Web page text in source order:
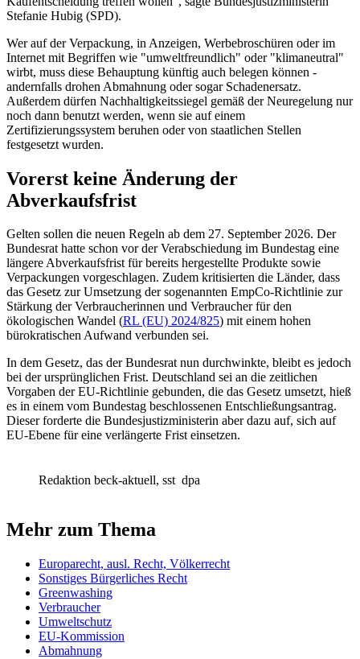
Stefanie Hubig (SPD).
Wer auf der Verpackung, in Anzeigen, Werbebroschüren oder im
Internet mit Begriffen wie "umweltfreundlich" oder "klimaneutral"
wirbt, muss diese Behauptung künftig auch belegen können -
andernfalls drohen Abmahnung oder sogar Schadenersatz.
Außerdem dürfen Nachhaltigkeitssiegel gemäß der Neuregelung nur
noch dann benutzt werden, wenn sie auf einem
Zertifizierungssystem beruhen oder von staatlichen Stellen
festgesetzt wurden.
Vorerst keine Änderung der
Abverkaufsfrist
Gelten sollen die neuen Regeln ab dem 27. September 2026. Der
Bundesrat hatte schon vor der Verabschiedung im Bundestag eine
längere Abverkaufsfrist für bereits hergestellte Produkte sowie
Verpackungen vorgeschlagen. Zudem kritisierten die Länder, dass
das Gesetz zur Umsetzung der sogenannten EmpCo-Richtlinie zur
Stärkung der Verbraucherinnen und Verbraucher für den
ökologischen Wandel (RL (EU) 2024/825) mit einem hohen
bürokratischen Aufwand verbunden sei.
In dem Gesetz, das der Bundesrat nun durchwinkte, bleibt es jedoch
bei der ursprünglichen Frist. Deutschland sei an die zeitlichen
Vorgaben der EU-Richtlinie gebunden, die das Gesetz umsetzt, hieß
es in einem vom Bundestag beschlossenen Entschließungsantrag.
Dieser forderte die Bundesjustizministerin aber dazu auf, sich auf
EU-Ebene für eine verlängerte Frist einsetzen.
Redaktion beck-aktuell, sst dpa
Mehr zum Thema
Europarecht, ausl. Recht, Völkerrecht
Sonstiges Bürgerliches Recht
Greenwashing
Verbraucher
Umweltschutz
EU-Kommission
Abmahnung